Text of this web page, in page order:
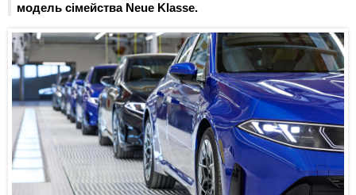
модель сімейства Neue Klasse.